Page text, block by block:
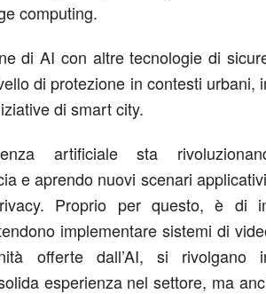
computing.
di AI con altre tecnologie di
di protezione in contesti urbani,
di smart city.
artificiale sta
e aprendo nuovi scenari
Proprio per questo, è di
implementare sistemi di
offerte dall’AI, si
esperienza nel settore, ma